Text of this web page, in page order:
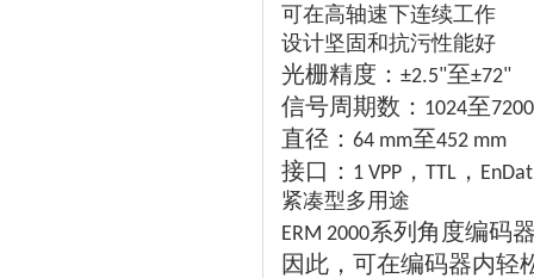
可在高轴速下连续工作
设计坚固和抗污性能好
光栅精度： ±2.5"至±72"
信号周期数： 1024至7200
直径： 64 mm至452 mm
接口： 1 VPP ， TTL ，
紧凑型多用途
ERM 2000系列角度编码
因此，可在编码器内轻